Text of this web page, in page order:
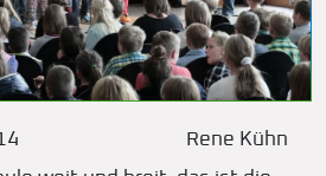
Rene Kühn